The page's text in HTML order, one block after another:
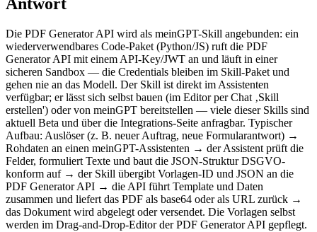
Die PDF Generator API wird als meinGPT-Skill angebunden: ein
wiederverwendbares Code-Paket (Python/JS) ruft die PDF
Generator API mit einem API-Key/JWT an und läuft in einer
sicheren Sandbox — die Credentials bleiben im Skill-Paket und
gehen nie an das Modell. Der Skill ist direkt im Assistenten
verfügbar; er lässt sich selbst bauen (im Editor per Chat ‚Skill
erstellen') oder von meinGPT bereitstellen — viele dieser Skills sind
aktuell Beta und über die Integrations-Seite anfragbar. Typischer
Aufbau: Auslöser (z. B. neuer Auftrag, neue Formularantwort) →
Rohdaten an einen meinGPT-Assistenten → der Assistent prüft die
Felder, formuliert Texte und baut die JSON-Struktur DSGVO-
konform auf → der Skill übergibt Vorlagen-ID und JSON an die
PDF Generator API → die API führt Template und Daten
zusammen und liefert das PDF als base64 oder als URL zurück →
das Dokument wird abgelegt oder versendet. Die Vorlagen selbst
werden im Drag-and-Drop-Editor der PDF Generator API gepflegt.